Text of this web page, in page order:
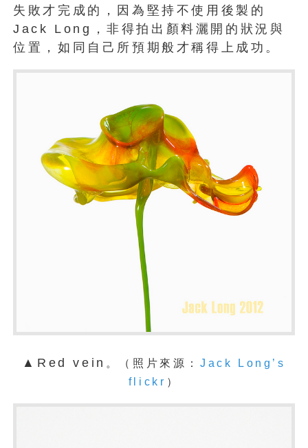
失敗才完成的，因為堅持不使用後製的
Jack Long，非得拍出顏料灑開的狀況與
位置，如同自己所預期般才稱得上成功。
▲Red vein 。 （照片來源： Jack Long’s
flickr ）